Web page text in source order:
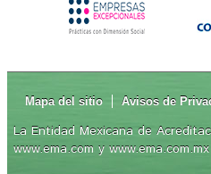
Mapa del sitio Avisos de
La Entidad Mexicana de
www.ema.com y www.ema.com.mx